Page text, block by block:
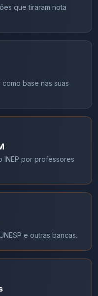
que tiraram nota
base nas suas
INEP por professores
e outras bancas.